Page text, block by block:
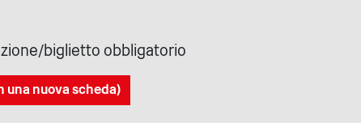
biglietto obbligatorio
una nuova scheda)